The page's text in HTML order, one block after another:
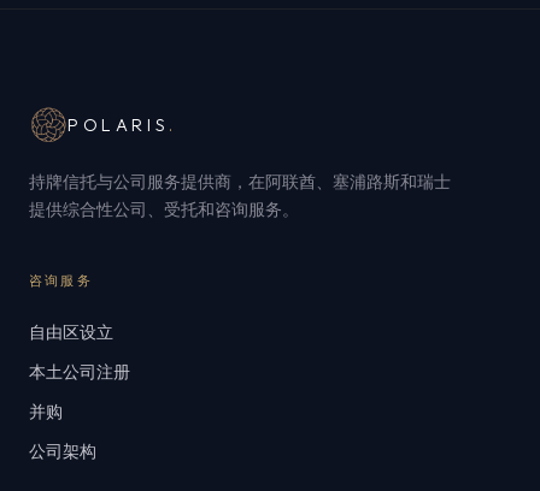
POLARIS .
持牌信托与公司服务提供商，在阿联酋、塞浦路斯和瑞士
提供综合性公司、受托和咨询服务。
咨询服务
自由区设立
本土公司注册
并购
公司架构